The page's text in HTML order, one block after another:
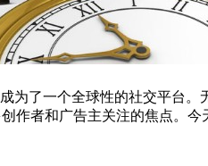
为了一个全球性的社交平台
作者和广告主关注的焦点。